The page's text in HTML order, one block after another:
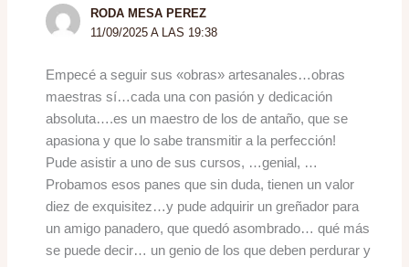
RODA MESA PEREZ
11/09/2025 A LAS 19:38
Empecé a seguir sus «obras» artesanales…obras
maestras sí…cada una con pasión y dedicación
absoluta….es un maestro de los de antaño, que se
apasiona y que lo sabe transmitir a la perfección!
Pude asistir a uno de sus cursos, …genial, …
Probamos esos panes que sin duda, tienen un valor
diez de exquisitez…y pude adquirir un greñador para
un amigo panadero, que quedó asombrado… qué más
se puede decir… un genio de los que deben perdurar y